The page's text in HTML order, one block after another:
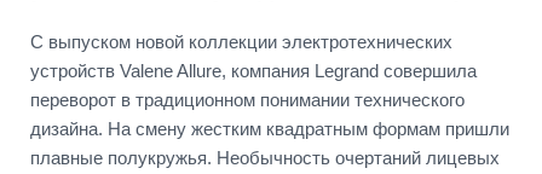
С выпуском новой коллекции электротехнических
устройств Valene Allure, компания Legrand совершила
переворот в традиционном понимании технического
дизайна. На смену жестким квадратным формам пришли
плавные полукружья. Необычность очертаний лицевых